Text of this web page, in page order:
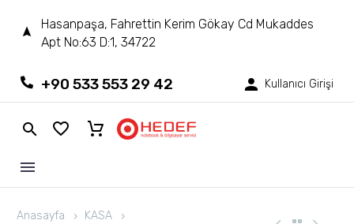
Hasanpaşa, Fahrettin Kerim Gökay Cd Mukaddes
Apt No:63 D:1, 34722
+90 533 553 29 42 Kullanıcı Girişi
Anasayfa
KASA